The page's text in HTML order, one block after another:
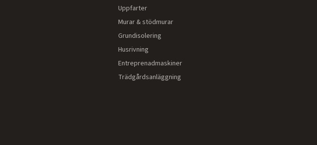
Uppfarter
Murar & stödmurar
Grundisolering
Husrivning
Entreprenadmaskiner
Trädgårdsanläggning